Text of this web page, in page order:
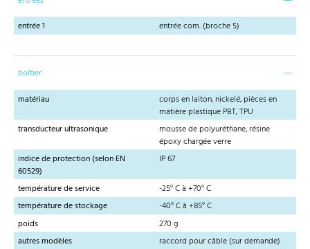
entrée 1
entrée com. (broche 5)
boîtier
matériau
corps en laiton, nickelé, pièces en
matière plastique PBT, TPU
transducteur ultrasonique
mousse de polyuréthane, résine
époxy chargée verre
indice de protection (selon EN
60529)
IP 67
température de service
-25° C à +70° C
température de stockage
-40° C à +85° C
poids
270 g
autres modèles
raccord pour câble (sur demande)